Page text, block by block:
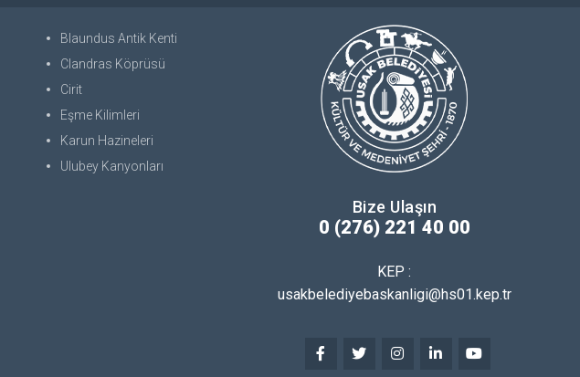
Blaundus Antik Kenti
Clandras Köprüsü
Cirit
Eşme Kilimleri
Karun Hazineleri
Ulubey Kanyonları
Bize Ulaşın
0 (276) 221 40 00
KEP :
usakbelediyebaskanligi@hs01.kep.tr